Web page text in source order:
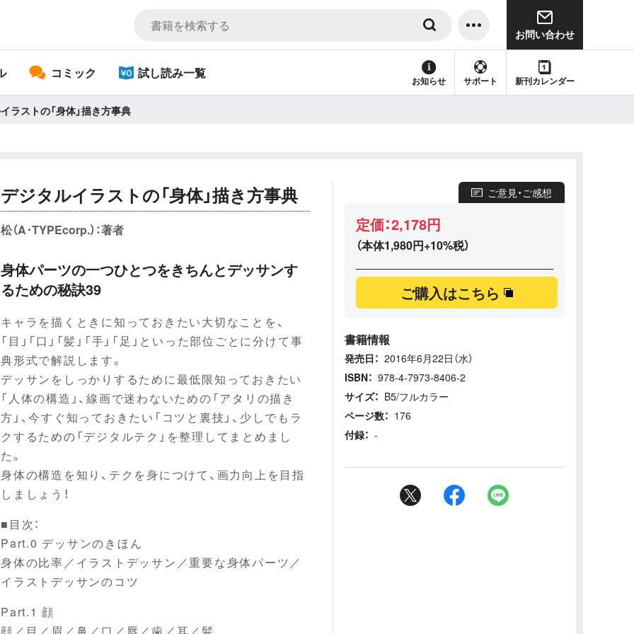
お問い合わせ
コミック 試し読み一覧
お知らせ サポート 新刊カレンダー
ラストの「身体」描き方事典
デジタルイラストの「身体」描き方事典
松（A･TYPEcorp.）：著者
身体パーツの一つひとつをきちんとデッサンす
るための秘訣39
キャラを描くときに知っておきたい大切なことを、
「目」「口」「髪」「手」「足」といった部位ごとに分けて事
典形式で解説します。
デッサンをしっかりするために最低限知っておきたい
「人体の構造」、線画で迷わないための「アタリの描き
方」、今すぐ知っておきたい「コツと裏技」、少しでもラ
クするための「デジタルテク」を整理してまとめまし
た。
身体の構造を知り、テクを身につけて、画力向上を目指
しましょう！
■目次：
Part.0 デッサンのきほん
身体の比率／イラストデッサン／重要な身体パーツ／
イラストデッサンのコツ
Part.1 顔
顔／目／眉／鼻／口／唇／歯／耳／髪
ご意見・ご感想
定価：2,178円
（本体1,980円+10%税）
ご購入はこちら
書籍情報
発売日： 2016年6月22日（水）
ISBN： 978-4-7973-8406-2
サイズ： B5/フルカラー
ページ数： 176
付録： -